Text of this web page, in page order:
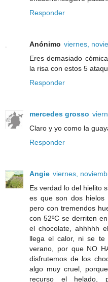
Responder
Anónimo viernes,
Eres demasiado
la risa con estos 5
Responder
mercedes grosso
Claro y yo como la
Responder
Angie viernes,
Es verdad lo del hielito
es que son dos hielos
pero con tremendos
con 52ºC se derriten
el chocolate, ahhhhh
llega el calor, ni se te
verano, por que NO
disfrutemos de los
algo muy cruel,
recurso el helado,